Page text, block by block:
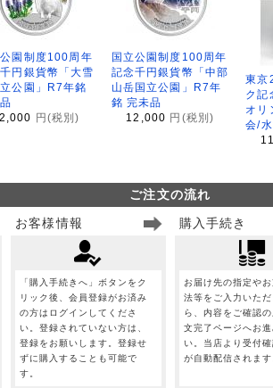
園制度100周年
円銀貨幣「大雪
公園」R7年銘
円(税別)
国立公園制度100周年
記念千円銀貨幣「中部
山岳国立公園」R7年
銘 完未品
12,000 円(税別)
東京
ク記
オリ
会/
ご注文の流れ
お客様情報
「購入手続きへ」ボタンをク
リック後、会員登録がお済み
の方はログインしてくださ
い。登録されていない方は、
登録をお願いします。登録せ
ずに購入することも可能で
す。
購入手続き
お届け先の指定や
法等をご入力いただ
ら、内容をご確認
文完了ページへお進
い。当店より受付
が自動配信されます